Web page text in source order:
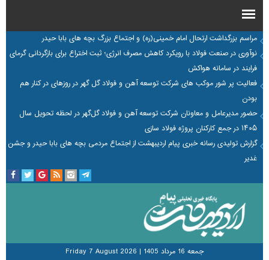
مراسم بزرگداشت ارتحال امام خمینی(ره) و اجتماع بزرگ بچه های بابا حیدر
نوآوری در صنعت فولاد با رویکرد کاهش مصرف انرژی؛ ثبت اختراع برای بازگردانی گرمای
فرایند در سامانه هواکش
فعالیت پر شور موکب های شرکت توسعه آهن و فولاد گل گهر در روزهای در کنار هم
بودن
حضور مدیرعامل و معاونان شرکت توسعه آهن و فولاد گل‌گهر در لحظه تحویل سال
۱۴۰۵ در جمع کارکنان پروژه فولاد سازی
گزارش تولیدی رسانه خبری پیام اردیبهشت از اجتماع مردمی بچه های بابا حیدر و جشن
غدیر
جمعه 16 مرداد 1405 |
Friday 7 August 2026